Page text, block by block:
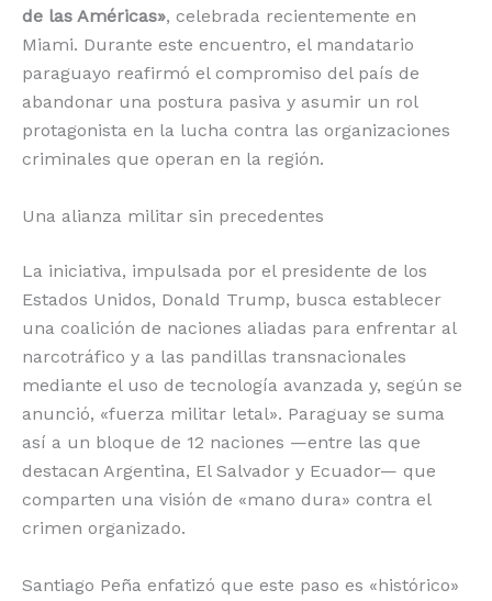
de las Américas», celebrada recientemente en
Miami. Durante este encuentro, el mandatario
paraguayo reafirmó el compromiso del país de
abandonar una postura pasiva y asumir un rol
protagonista en la lucha contra las organizaciones
criminales que operan en la región.
Una alianza militar sin precedentes
La iniciativa, impulsada por el presidente de los
Estados Unidos, Donald Trump, busca establecer
una coalición de naciones aliadas para enfrentar al
narcotráfico y a las pandillas transnacionales
mediante el uso de tecnología avanzada y, según se
anunció, «fuerza militar letal». Paraguay se suma
así a un bloque de 12 naciones —entre las que
destacan Argentina, El Salvador y Ecuador— que
comparten una visión de «mano dura» contra el
crimen organizado.
Santiago Peña enfatizó que este paso es «histórico»